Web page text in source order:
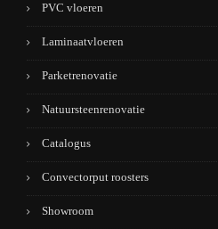
PVC vloeren
Laminaatvloeren
Parketrenovatie
Natuursteenrenovatie
Catalogus
Convectorput roosters
Showroom